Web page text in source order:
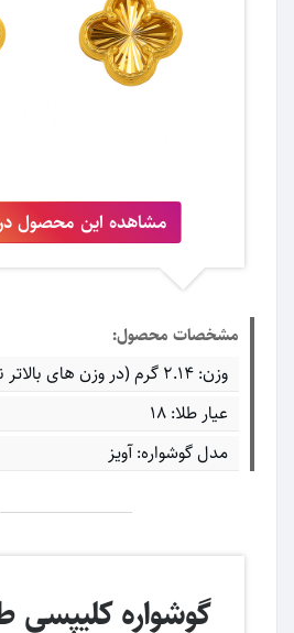
گوشواره کلیپسی
مشاهده این محصول
مشخصات محصول:
وزن: ۲.۱۴ گرم (در وزن های بالاتر نیز موجود است)
عیار طلا: ۱۸
مدل گوشواره: آویز